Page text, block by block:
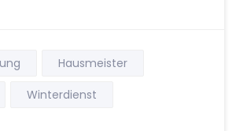
Hausmeister
Winterdienst